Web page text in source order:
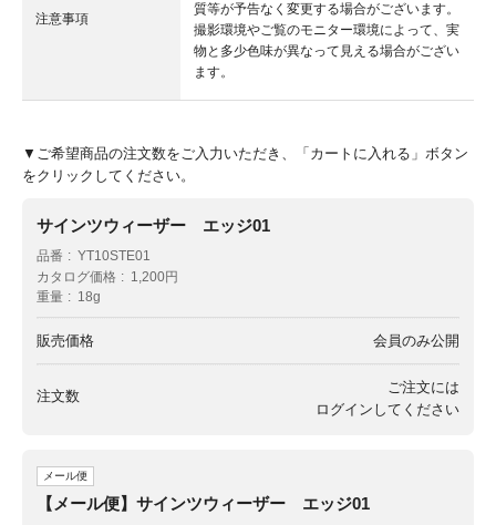
注意事項
質等が予告なく変更する場合がございます。
撮影環境やご覧のモニター環境によって、実
物と多少色味が異なって見える場合がござい
ます。
▼ご希望商品の注文数をご入力いただき、「カートに入れる」ボタン
をクリックしてください。
サインツウィーザー エッジ01
品番
YT10STE01
カタログ価格
1,200円
重量
18g
販売価格 会員のみ公開
注文数
ご注文には
ログイン してください
メール便
【メール便】サインツウィーザー エッジ01